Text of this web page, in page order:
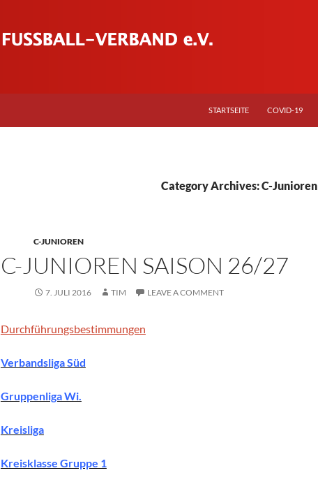
STARTSEITE COVID-19
Category Archives: C-Junioren
C-JUNIOREN
C-JUNIOREN SAISON 26/27
7. JULI 2016 TIM LEAVE A COMMENT
Durchführungsbestimmungen
Verbandsliga Süd
Gruppenliga Wi.
Kreisliga
Kreisklasse Gruppe 1